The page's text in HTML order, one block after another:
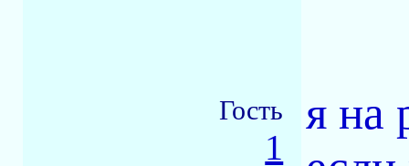
Гость
1
я на